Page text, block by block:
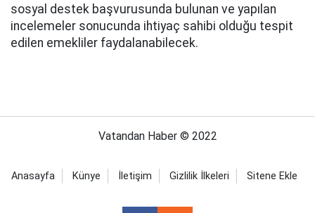
sosyal destek başvurusunda bulunan ve yapılan
incelemeler sonucunda ihtiyaç sahibi olduğu tespit
edilen emekliler faydalanabilecek.
Vatandan Haber © 2022
Anasayfa Künye İletişim Gizlilik İlkeleri Sitene Ekle